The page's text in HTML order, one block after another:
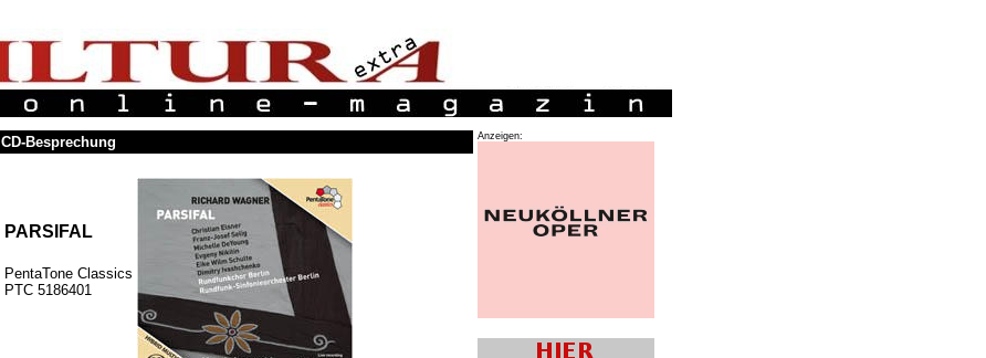
CD-Besprechung
PARSIFAL
PentaTone Classics
PTC 5186401
Anzeigen: